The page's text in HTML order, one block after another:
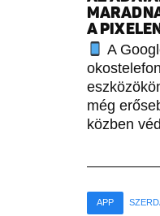
A
A
még
közben
APP